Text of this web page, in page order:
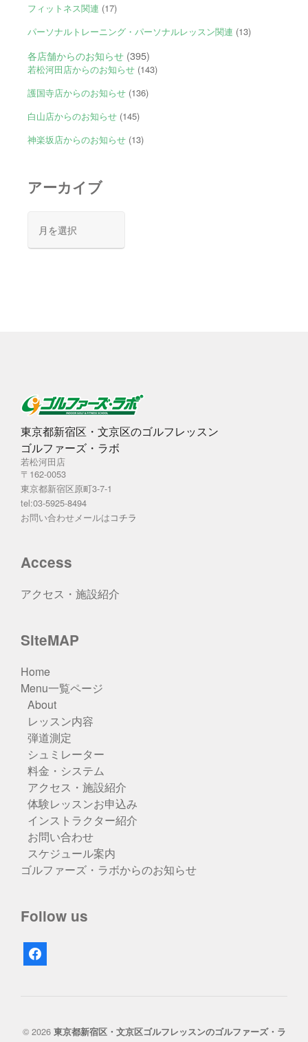
フィットネス関連 (17)
パーソナルトレーニング・パーソナルレッスン関連 (13)
各店舗からのお知らせ(395)
若松河田店からのお知らせ(143)
護国寺店からのお知らせ(136)
白山店からのお知らせ(145)
神楽坂店からのお知らせ(13)
アーカイブ
カ
東京都新宿区・文京区のゴルフレッスン
ゴルファーズ・ラボ
若松河田店
〒162-0053
東京都新宿区原町3-7-1
tel:03-5925-8494
お問い合わせメールはコチラ
Access
アクセス・施設紹介
SiteMAP
Home
Menu一覧ページ
About
レッスン内容
弾道測定
シュミレーター
料金・システム
アクセス・施設紹介
体験レッスンお申込み
インストラクター紹介
お問い合わせ
スケジュール案内
ゴルファーズ・ラボからのお知らせ
Follow us
facebook
© 2026 東京都新宿区・文京区ゴルフレッスンのゴルファーズ・ラ